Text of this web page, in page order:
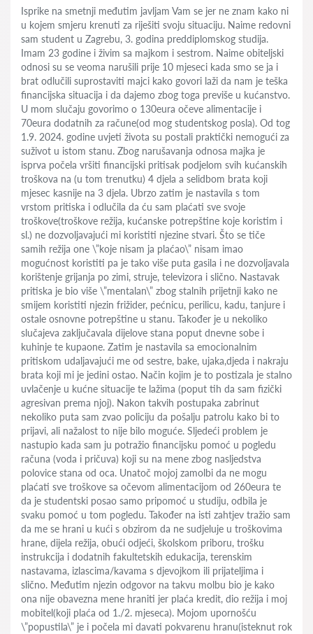
Isprike na smetnji međutim javljam Vam se jer ne znam kako ni
u kojem smjeru krenuti za riješiti svoju situaciju. Naime redovni
sam student u Zagrebu, 3. godina preddiplomskog studija.
Imam 23 godine i živim sa majkom i sestrom. Naime obiteljski
odnosi su se veoma narušili prije 10 mjeseci kada smo se ja i
brat odlučili suprostaviti majci kako govori laži da nam je teška
financijska situacija i da dajemo zbog toga previše u kućanstvo.
U mom slučaju govorimo o 130eura očeve alimentacije i
70eura dodatnih za račune(od mog studentskog posla). Od tog
1.9. 2024. godine uvjeti života su postali praktički nemogući za
suživot u istom stanu. Zbog narušavanja odnosa majka je
isprva počela vršiti financijski pritisak podjelom svih kućanskih
troškova na (u tom trenutku) 4 djela a selidbom brata koji
mjesec kasnije na 3 djela. Ubrzo zatim je nastavila s tom
vrstom pritiska i odlučila da ću sam plaćati sve svoje
troškove(troškove režija, kućanske potrepštine koje koristim i
sl.) ne dozvoljavajući mi koristiti njezine stvari. Što se tiče
samih režija one \”koje nisam ja plaćao\” nisam imao
mogućnost koristiti pa je tako više puta gasila i ne dozvoljavala
korištenje grijanja po zimi, struje, televizora i slično. Nastavak
pritiska je bio više \”mentalan\” zbog stalnih prijetnji kako ne
smijem koristiti njezin frižider, pećnicu, perilicu, kadu, tanjure i
ostale osnovne potrepštine u stanu. Također je u nekoliko
slučajeva zaključavala dijelove stana poput dnevne sobe i
kuhinje te kupaone. Zatim je nastavila sa emocionalnim
pritiskom udaljavajući me od sestre, bake, ujaka,djeda i nakraju
brata koji mi je jedini ostao. Način kojim je to postizala je stalno
uvlačenje u kućne situacije te lažima (poput tih da sam fizički
agresivan prema njoj). Nakon takvih postupaka zabrinut
nekoliko puta sam zvao policiju da pošalju patrolu kako bi to
prijavi, ali nažalost to nije bilo moguće. Sljedeći problem je
nastupio kada sam ju potražio financijsku pomoć u pogledu
računa (voda i pričuva) koji su na mene zbog nasljedstva
polovice stana od oca. Unatoč mojoj zamolbi da ne mogu
plaćati sve troškove sa očevom alimentacijom od 260eura te
da je studentski posao samo pripomoć u studiju, odbila je
svaku pomoć u tom pogledu. Također na isti zahtjev tražio sam
da me se hrani u kući s obzirom da ne sudjeluje u troškovima
hrane, dijela režija, obući odjeći, školskom priboru, trošku
instrukcija i dodatnih fakultetskih edukacija, terenskim
nastavama, izlascima/kavama s djevojkom ili prijateljima i
slično. Međutim njezin odgovor na takvu molbu bio je kako
ona nije obavezna mene hraniti jer plaća kredit, dio režija i moj
mobitel(koji plaća od 1./2. mjeseca). Mojom upornošću
\”popustila\” je i počela mi davati pokvarenu hranu(isteknut rok